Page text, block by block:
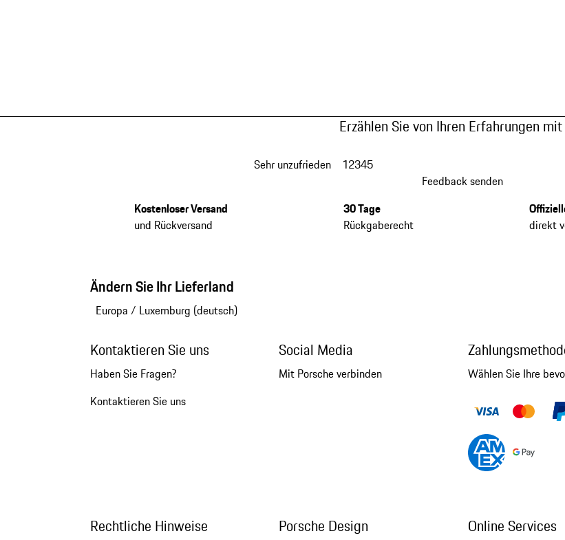
Erzählen Sie von Ihren Erfahrungen
Sehr unzufrieden 12345
Feedback senden
Kostenloser Versand
und Rückversand
30 Tage
Rückgaberecht
direkt
Ändern Sie Ihr Lieferland
Europa / Luxemburg (deutsch)
Kontaktieren Sie uns
Haben Sie Fragen?
Kontaktieren Sie uns
Social Media
Mit Porsche verbinden Wählen Sie Ihre
Rechtliche Hinweise Porsche Design Online Services